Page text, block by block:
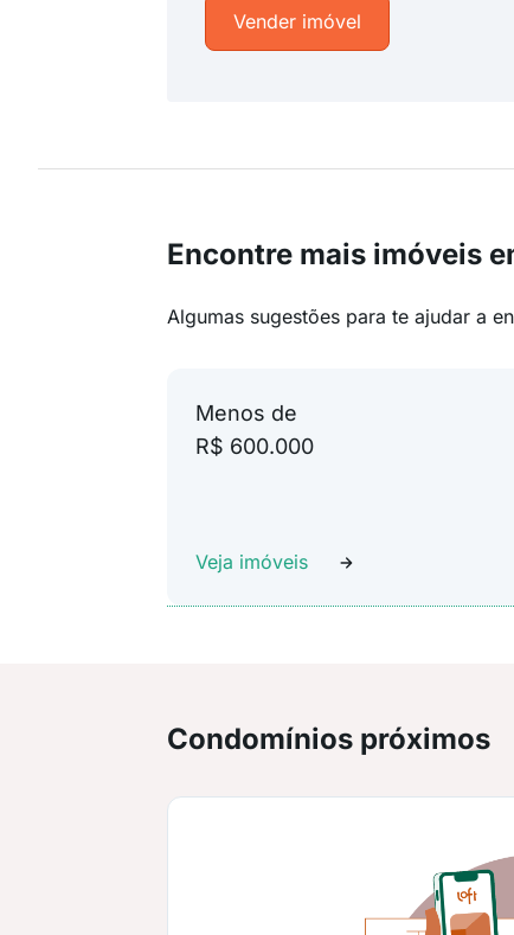
Vender imóvel
Encontre mais imóveis
Algumas sugestões para te ajudar a
Menos de
R$ 600.000
Veja imóveis
Condomínios próximos